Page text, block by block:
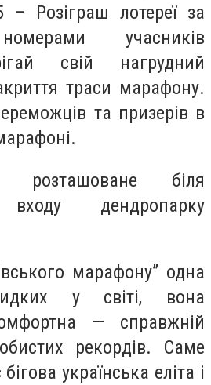
– Розіграш лотереї за
учасників
свій нагрудний
траси марафону.
та призерів в
розташоване біля
входу дендропарку
марафону” одна
у світі, вона
— справжній
рекордів. Саме
українська еліта і